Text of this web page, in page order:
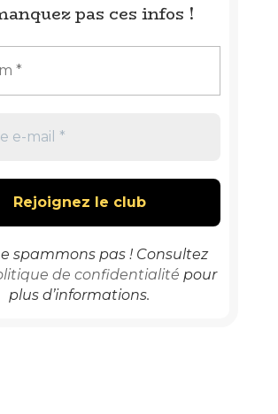
pas ces infos !
spammons pas ! Consultez
de confidentialité pour
plus d’informations.